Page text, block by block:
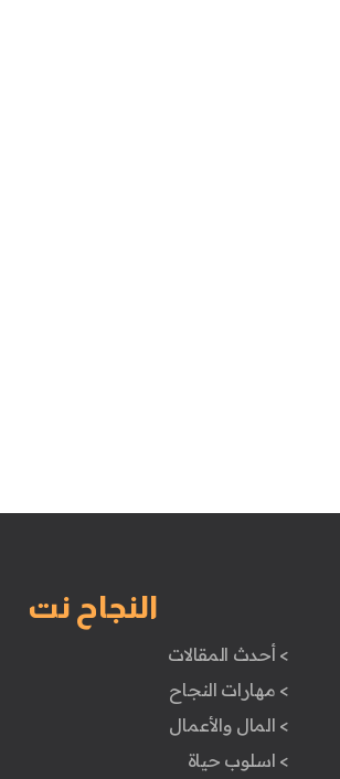
النجاح نت
> أحدث المقالات
> مهارات النجاح
> المال والأعمال
> اسلوب حياة